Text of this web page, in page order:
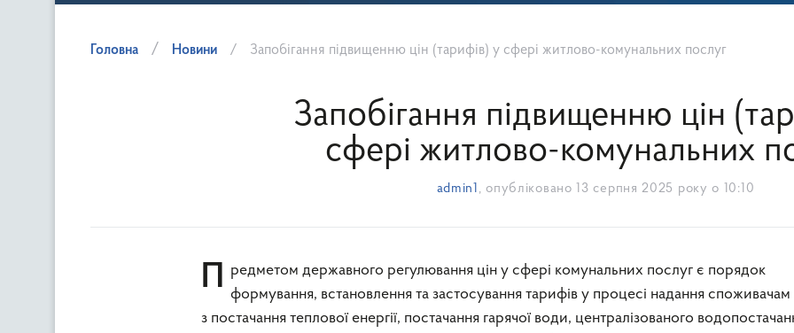
Головна Новини Запобігання підвищенню цін (тарифів) у сфері житлово-комунальних послуг
Запобігання підвищенню цін
сфері житлово-комунальних
admin1 , опубліковано 13 серпня 2025 року о 10:10
Предметом державного регулювання цін у сфері комунальних послуг є порядок формування, встановлення та застосування тарифів у процесі надання споживачам
з постачання теплової енергії, постачання гарячої води, централізованого